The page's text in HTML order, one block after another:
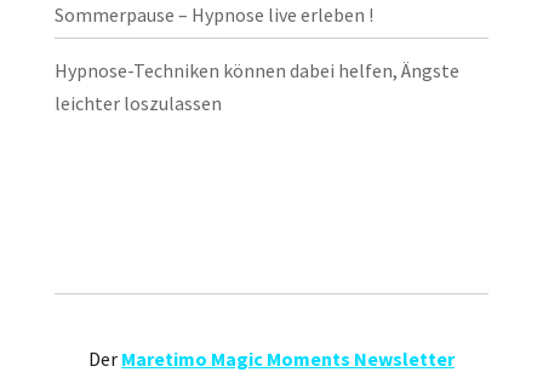
Sommerpause – Hypnose live erleben !
Hypnose-Techniken können dabei helfen, Ängste
leichter loszulassen
Der Maretimo Magic Moments Newsletter